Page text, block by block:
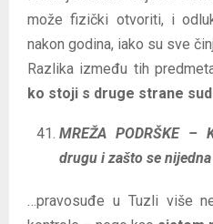
može fizički otvoriti, i
nakon godina, iako su sve
Razlika između tih
ko stoji s druge strane
MREŽA PODRŠKE –
drugu i zašto se
…pravosuđe u Tuzli više